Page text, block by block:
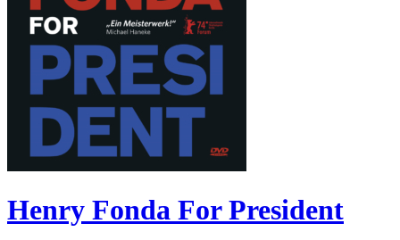
Henry Fonda For President